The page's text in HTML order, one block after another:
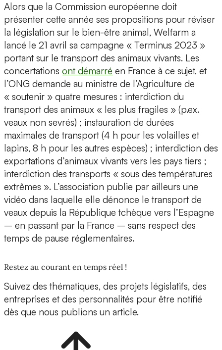
Alors que la Commission européenne doit
présenter cette année ses propositions pour réviser
la législation sur le bien-être animal, Welfarm a
lancé le 21 avril sa campagne « Terminus 2023 »
portant sur le transport des animaux vivants. Les
concertations ont démarré en France à ce sujet, et
l’ONG demande au ministre de l’Agriculture de
« soutenir » quatre mesures : interdiction du
transport des animaux « les plus fragiles » (p.ex.
veaux non sevrés) ; instauration de durées
maximales de transport (4 h pour les volailles et
lapins, 8 h pour les autres espèces) ; interdiction des
exportations d’animaux vivants vers les pays tiers ;
interdiction des transports « sous des températures
extrêmes ». L’association publie par ailleurs une
vidéo dans laquelle elle dénonce le transport de
veaux depuis la République tchèque vers l’Espagne
– en passant par la France – sans respect des
temps de pause réglementaires.
Restez au courant en temps réel !
Suivez des thématiques, des projets législatifs, des
entreprises et des personnalités pour être notifié
dès que nous publions un article.